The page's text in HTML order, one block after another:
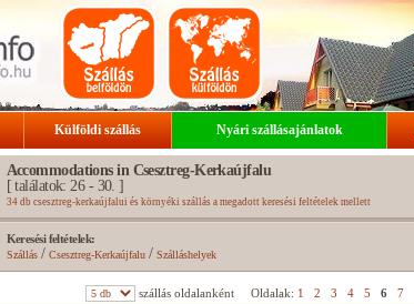
Külföldi szállás Nyári szállásajánlatok
Accommodations in Csesztreg-Kerkaújfalu
[ találatok: 26 - 30. ]
34 db csesztreg-kerkaújfalui és környéki szállás a megadott keresési feltételek mellett
Keresési feltételek:
Szállás/ Csesztreg-Kerkaújfalu/Szálláshelyek
szállás oldalanként Oldalak: 1 2 3 4 5 6 7